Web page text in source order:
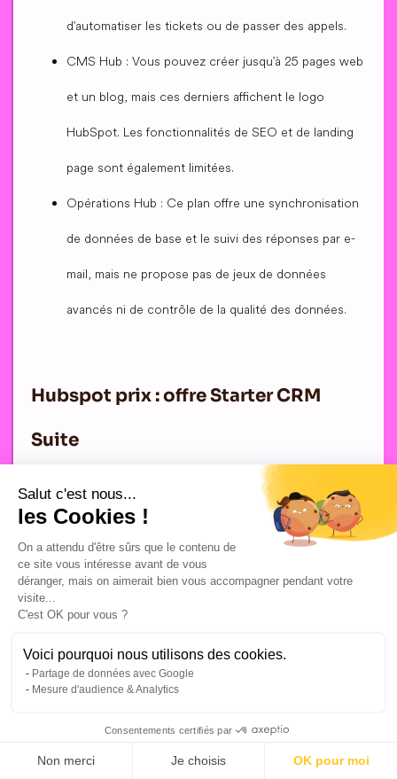
d'automatiser les tickets ou de passer des appels.
CMS Hub : Vous pouvez créer jusqu'à 25 pages web
et un blog, mais ces derniers affichent le logo
HubSpot. Les fonctionnalités de SEO et de landing
page sont également limitées.
Opérations Hub : Ce plan offre une synchronisation
de données de base et le suivi des réponses par e-
mail, mais ne propose pas de jeux de données
avancés ni de contrôle de la qualité des données.
Hubspot prix : offre Starter CRM
Suite
L'Offre Starter CRM Suite de HubSpot, à 50 € par mois ou
360 € par an, propose un ensemble complet d'outils
incluant marketing automation, CRM, service client, CMS
et gestion des opérations. Opter pour l'abonnement annuel
prix mensuel.
Ce forfait offre un rapport qualité-prix difficile à égaler sur
besoins est cruciale avant de vous engager, en particulier si
vous optez pour le plan annuel, car les coûts Hubspot
Salut c'est nous...
les Cookies !
On a attendu d'être sûrs que le contenu de
ce site vous intéresse avant de vous
déranger, mais on aimerait bien vous accompagner pendant votre
visite...
C'est OK pour vous ?
Voici pourquoi nous utilisons des cookies.
Partage de données avec Google
Mesure d'audience & Analytics
Consentements certifiés par
Non merci Je choisis OK pour moi